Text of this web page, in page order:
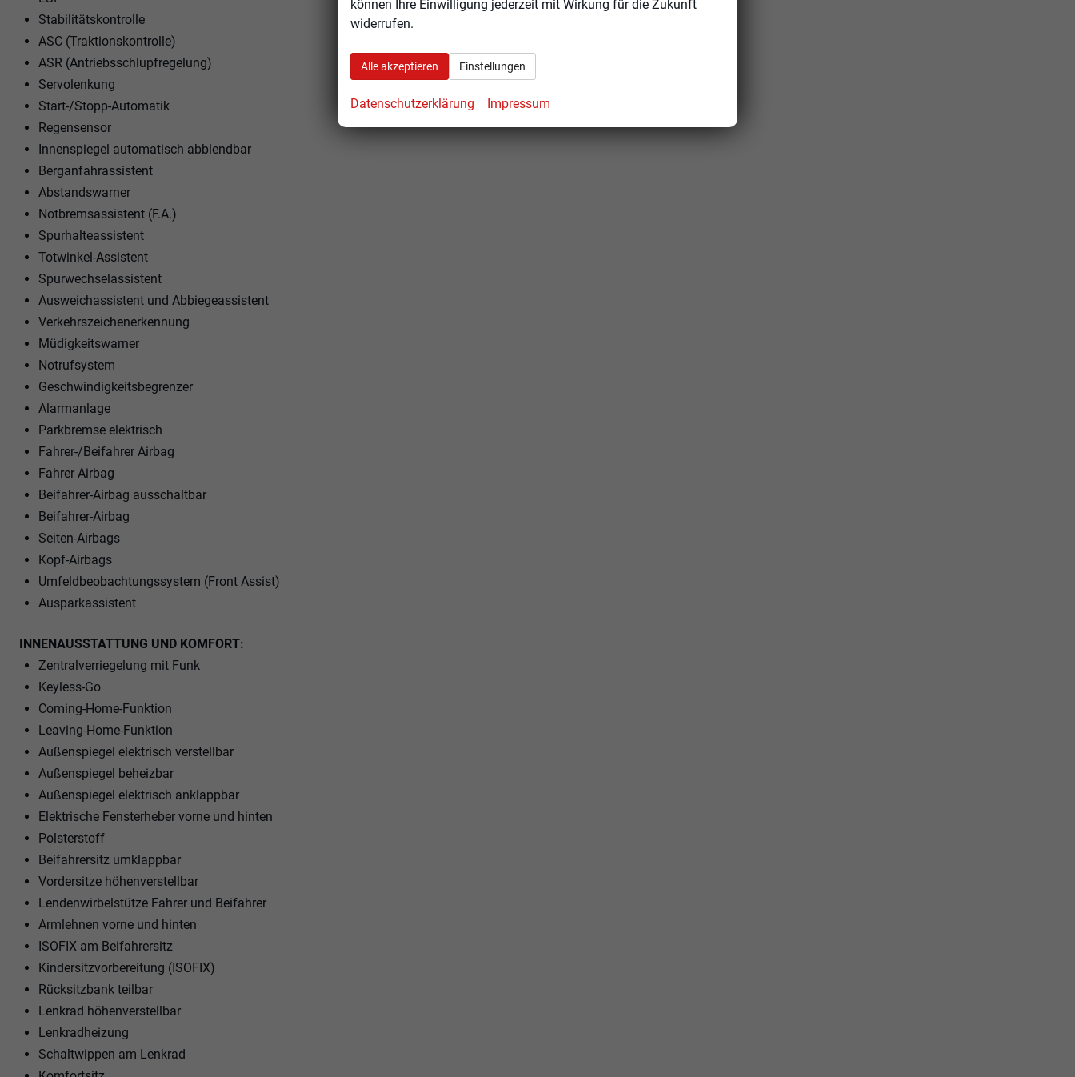
Stabilitätskontrolle
ASC (Traktionskontrolle)
ASR (Antriebsschlupfregelung)
Servolenkung
Start-/Stopp-Automatik
Regensensor
Innenspiegel automatisch abblendbar
Berganfahrassistent
Abstandswarner
Notbremsassistent (F.A.)
Spurhalteassistent
Totwinkel-Assistent
Spurwechselassistent
Ausweichassistent und Abbiegeassistent
Verkehrszeichenerkennung
Müdigkeitswarner
Notrufsystem
Geschwindigkeitsbegrenzer
Alarmanlage
Parkbremse elektrisch
Fahrer-/Beifahrer Airbag
Fahrer Airbag
Beifahrer-Airbag ausschaltbar
Beifahrer-Airbag
Seiten-Airbags
Kopf-Airbags
Umfeldbeobachtungssystem (Front Assist)
Ausparkassistent
INNENAUSSTATTUNG UND KOMFORT:
Zentralverriegelung mit Funk
Keyless-Go
Coming-Home-Funktion
Leaving-Home-Funktion
Außenspiegel elektrisch verstellbar
Außenspiegel beheizbar
Außenspiegel elektrisch anklappbar
Elektrische Fensterheber vorne und hinten
Polsterstoff
Beifahrersitz umklappbar
Vordersitze höhenverstellbar
Lendenwirbelstütze Fahrer und Beifahrer
Armlehnen vorne und hinten
ISOFIX am Beifahrersitz
Kindersitzvorbereitung (ISOFIX)
Rücksitzbank teilbar
Lenkrad höhenverstellbar
Lenkradheizung
Schaltwippen am Lenkrad
können Ihre Einwilligung jederzeit mit Wirkung für die Zukunft
widerrufen.
Alle akzeptieren Einstellungen
Datenschutzerklärung Impressum